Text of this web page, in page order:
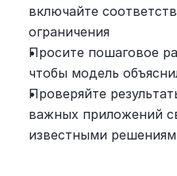
включайте
ограничения
Просите пошаговое
чтобы модель
Проверяйте
важных приложений
известными